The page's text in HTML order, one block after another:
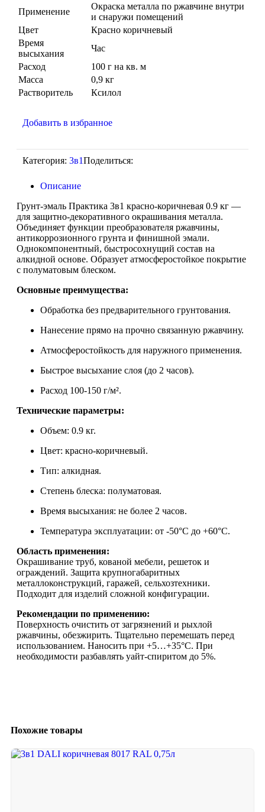
Применение
Окраска металла по ржавчине внутри
и снаружи помещений
Цвет
Красно коричневый
Время
высыхания
Час
Расход
100 г на кв. м
Масса
0,9 кг
Растворитель
Ксилол
Добавить в избранное
Категория: 3в1Поделиться:
Описание
Грунт-эмаль Практика 3в1 красно-коричневая 0.9 кг —
для защитно-декоративного окрашивания металла.
Объединяет функции преобразователя ржавчины,
антикоррозионного грунта и финишной эмали.
Однокомпонентный, быстросохнущий состав на
алкидной основе. Образует атмосферостойкое покрытие
с полуматовым блеском.
Основные преимущества:
Обработка без предварительного грунтования.
Нанесение прямо на прочно связанную ржавчину.
Атмосферостойкость для наружного применения.
Быстрое высыхание слоя (до 2 часов).
Расход 100-150 г/м².
Технические параметры:
Объем: 0.9 кг.
Цвет: красно-коричневый.
Тип: алкидная.
Степень блеска: полуматовая.
Время высыхания: не более 2 часов.
Температура эксплуатации: от -50°C до +60°C.
Область применения:
Окрашивание труб, кованой мебели, решеток и
ограждений. Защита крупногабаритных
металлоконструкций, гаражей, сельхозтехники.
Подходит для изделий сложной конфигурации.
Рекомендации по применению:
Поверхность очистить от загрязнений и рыхлой
ржавчины, обезжирить. Тщательно перемешать перед
использованием. Наносить при +5…+35°C. При
необходимости разбавлять уайт-спиритом до 5%.
Похожие товары